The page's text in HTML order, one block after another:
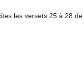
les versets 25 à 28 de